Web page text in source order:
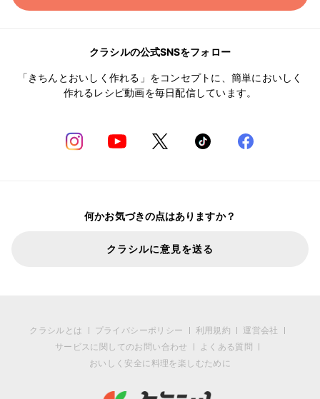
クラシルの公式SNSをフォロー
「きちんとおいしく作れる」をコンセプトに、簡単においしく
作れるレシピ動画を毎日配信しています。
何かお気づきの点はありますか？
クラシルに意見を送る
クラシルとは プライバシーポリシー 利用規約
運営会社
サービスに関してのお問い合わせ
よくある質問
おいしく安全に料理を楽しむために